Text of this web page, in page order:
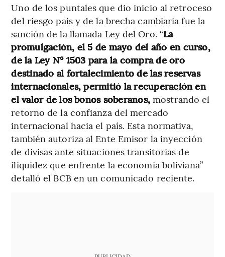
Uno de los puntales que dio inicio al retroceso
del riesgo país y de la brecha cambiaria fue la
sanción de la llamada Ley del Oro. “La
promulgación, el 5 de mayo del año en curso,
de la Ley N° 1503 para la compra de oro
destinado al fortalecimiento de las reservas
internacionales, permitió la recuperación en
el valor de los bonos soberanos, mostrando el
retorno de la confianza del mercado
internacional hacia el país. Esta normativa,
también autoriza al Ente Emisor la inyección
de divisas ante situaciones transitorias de
iliquidez que enfrente la economía boliviana”
detalló el BCB en un comunicado reciente.